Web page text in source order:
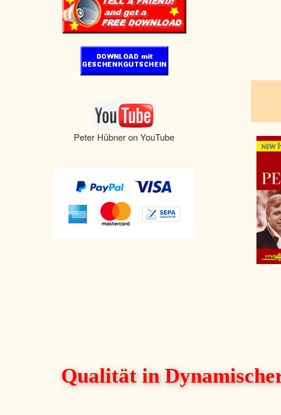
Peter Hübner on YouTube
Qualität in